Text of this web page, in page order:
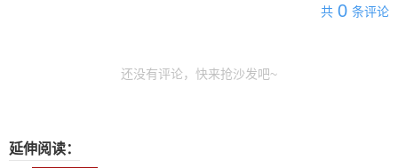
共 0 条评论
还没有评论，快来抢沙发吧~
延伸阅读：